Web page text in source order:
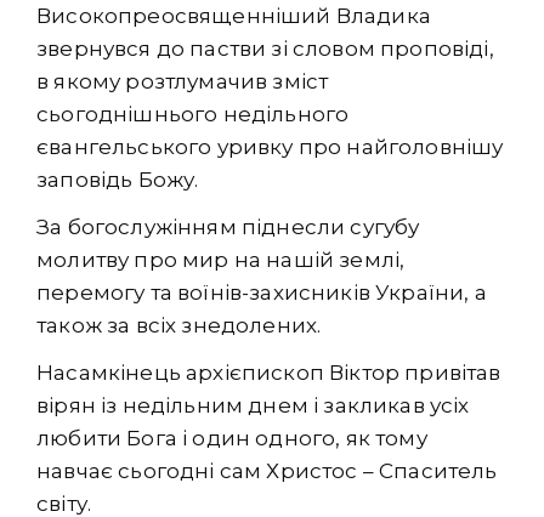
Високопреосвященніший Владика
звернувся до пастви зі словом проповіді,
в якому розтлумачив зміст
сьогоднішнього недільного
євангельського уривку про найголовнішу
заповідь Божу.
За богослужінням піднесли сугубу
молитву про мир на нашій землі,
перемогу та воїнів-захисників України, а
також за всіх знедолених.
Насамкінець архієпископ Віктор привітав
вірян із недільним днем і закликав усіх
любити Бога і один одного, як тому
навчає сьогодні сам Христос – Спаситель
світу.